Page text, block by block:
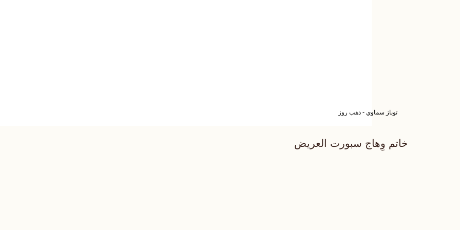
توباز سماوي - ذهب روز
خاتم وِهاج سبورت العريض